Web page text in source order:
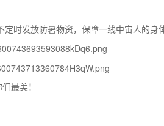
时发放防暑物资，保障一线中宙人的身
最美！